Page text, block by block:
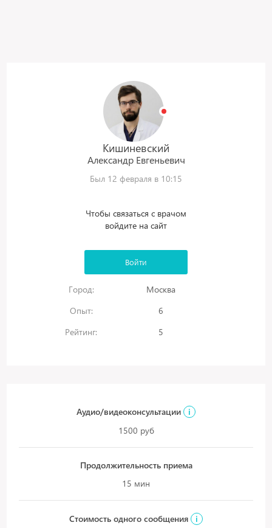
Кишиневский
Александр Евгеньевич
Был 12 февраля в 10:15
Чтобы связаться с врачом
войдите на сайт
Войти
Город:
Москва
Опыт:
6
Рейтинг:
5
Аудио/видеоконсультации
i
1500 руб
Продолжительность приема
15 мин
Стоимость одного сообщения
i